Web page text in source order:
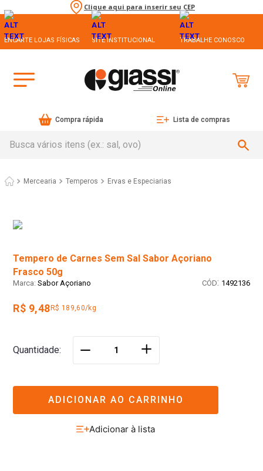
Clique aqui para inserir seu CEP
ENCARTE LOJAS FÍSICAS SITE INSTITUCIONAL TRABALHE CONOSCO
Compra rápida Lista de compras
Mercearia Temperos Ervas e Especiarias
Tempero de Carnes Sem Sal Sabor Açoriano
Frasco 50g
Sabor Açoriano : 1492136
R$ 9,48 R$ 189,60/kg
Quantidade ＋
ADICIONAR AO CARRINHO